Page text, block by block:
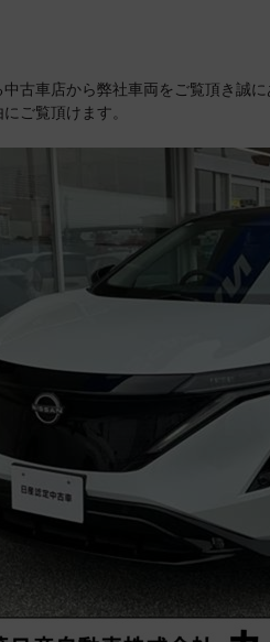
中古車店から弊社車両をご覧頂き誠
ご覧頂けます。